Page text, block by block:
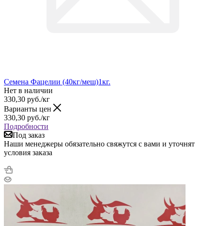
Семена Фацелии (40кг/меш)1кг.
Нет в наличии
330,30 руб./кг
Варианты цен
330,30 руб./кг
Подробности
Под заказ
Наши менеджеры обязательно свяжутся с вами и уточнят
условия заказа